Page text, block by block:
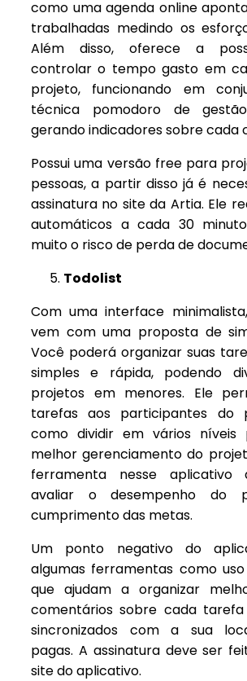
como uma agenda online
trabalhadas medindo os
Além disso, oferece a
controlar o tempo gasto em
projeto, funcionando em
técnica pomodoro de
gerando indicadores sobre cada
Possui uma versão free para
pessoas, a partir disso já é
assinatura no site da Artia. Ele
automáticos a cada 30
muito o risco de perda de
Todolist
Com uma interface
vem com uma proposta de
Você poderá organizar suas
simples e rápida, podendo
projetos em menores. Ele
tarefas aos participantes do
como dividir em vários níveis
melhor gerenciamento do
ferramenta nesse aplicativo
avaliar o desempenho do
cumprimento das metas.
Um ponto negativo do
algumas ferramentas como
que ajudam a organizar
comentários sobre cada
sincronizados com a sua
pagas. A assinatura deve ser
site do aplicativo.